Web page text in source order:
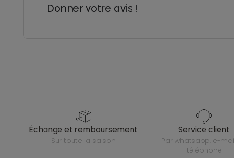
Donner votre avis !
échange et remboursement
sur toute la saison
service client
par whatsapp, e-mail ou
téléphone